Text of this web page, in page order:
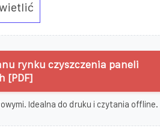
rynku czyszczenia paneli
[PDF]
Idealna do druku i czytania offline.